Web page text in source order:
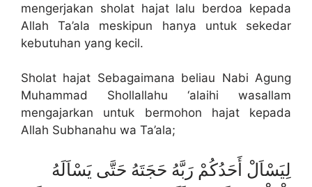
mengerjakan sholat hajat lalu berdoa kepada
Allah Ta’ala meskipun hanya untuk sekedar
kebutuhan yang kecil.
Sholat hajat Sebagaimana beliau Nabi Agung
Muhammad Shollallahu ‘alaihi wasallam
mengajarkan untuk bermohon hajat kepada
Allah Subhanahu wa Ta’ala;
لِيَسْاَلْ أَحَدُكُمْ رَبَّهُ حَجَتَهُ حَتَّى يَسْاَلَهُ